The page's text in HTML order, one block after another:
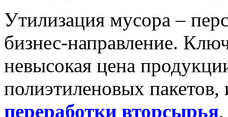
Утилизация мусора –
бизнес-направление.
невысокая цена
полиэтиленовых пакетов,
переработки вторсырья